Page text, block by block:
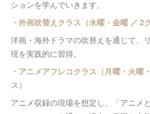
ションを学んでいきます。
・外画吹替えクラス（水曜・金曜 ／ 2
洋画・海外ドラマの吹替えを通じて、
現を実践的に習得。
・アニメアフレコクラス（月曜・火曜
ス）
アニメ収録の現場を想定し、「アニメ